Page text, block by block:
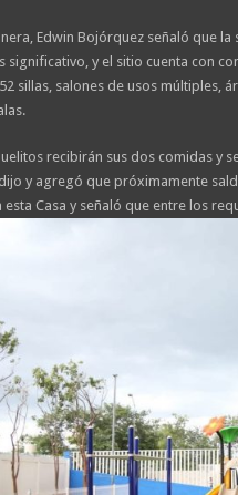
Edwin Bojórquez señaló que
significativo, y el sitio cuenta con
sillas, salones de usos múltiples,
recibirán sus dos comidas y
y agregó que próximamente
Casa y señaló que entre los